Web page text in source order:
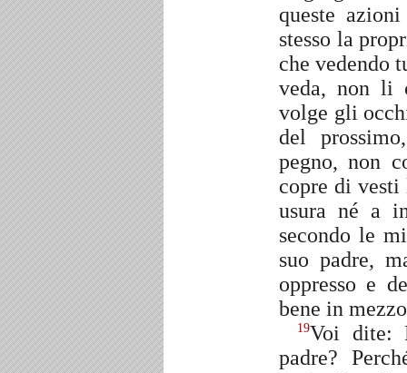
queste
stesso la
che vedendo
veda, non li
volge gli
del
pegno, non
copre di
usura né a
secondo le
suo padre,
oppresso e
bene in
19Voi dite:
padre?